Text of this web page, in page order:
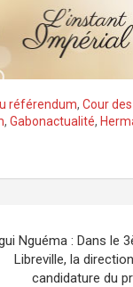
référendum, Cour
, Gabonactualité,
Nguéma : Dans le
Libreville, la
candidature du